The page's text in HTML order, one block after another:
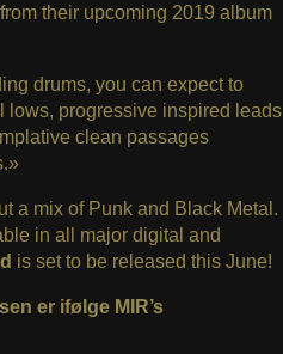
their upcoming 2019 album
drums, you can expect to
lows, progressive inspired leads
clean passages
a mix of Punk and Black Metal.
in all major digital and
is set to be released this June!
er ifølge MIR’s